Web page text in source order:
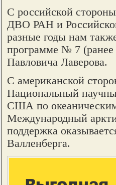
С российской
ДВО РАН и
разные годы нам
программе № 7
Павловича Лаверова.
С американской
Национальный
США по
Международный
поддержка
Валленберга.